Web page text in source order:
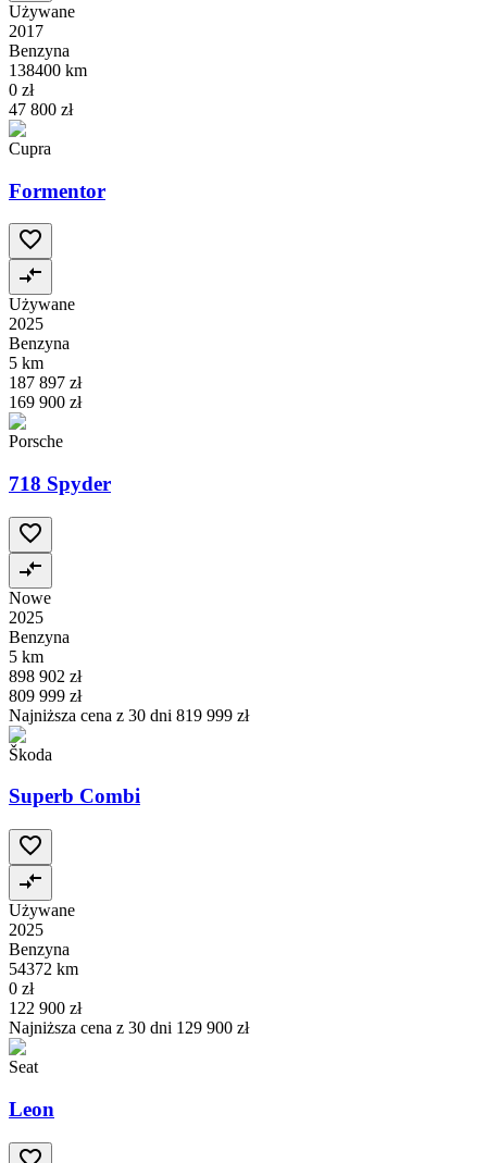
Używane
2017
Benzyna
138400 km
0 zł
47 800 zł
Cupra
Formentor
Używane
2025
Benzyna
5 km
187 897 zł
169 900 zł
Porsche
718 Spyder
Nowe
2025
Benzyna
5 km
898 902 zł
809 999 zł
Najniższa cena z 30 dni 819 999 zł
Škoda
Superb Combi
Używane
2025
Benzyna
54372 km
0 zł
122 900 zł
Najniższa cena z 30 dni 129 900 zł
Seat
Leon